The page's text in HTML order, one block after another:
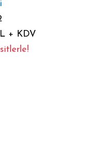
+ KDV